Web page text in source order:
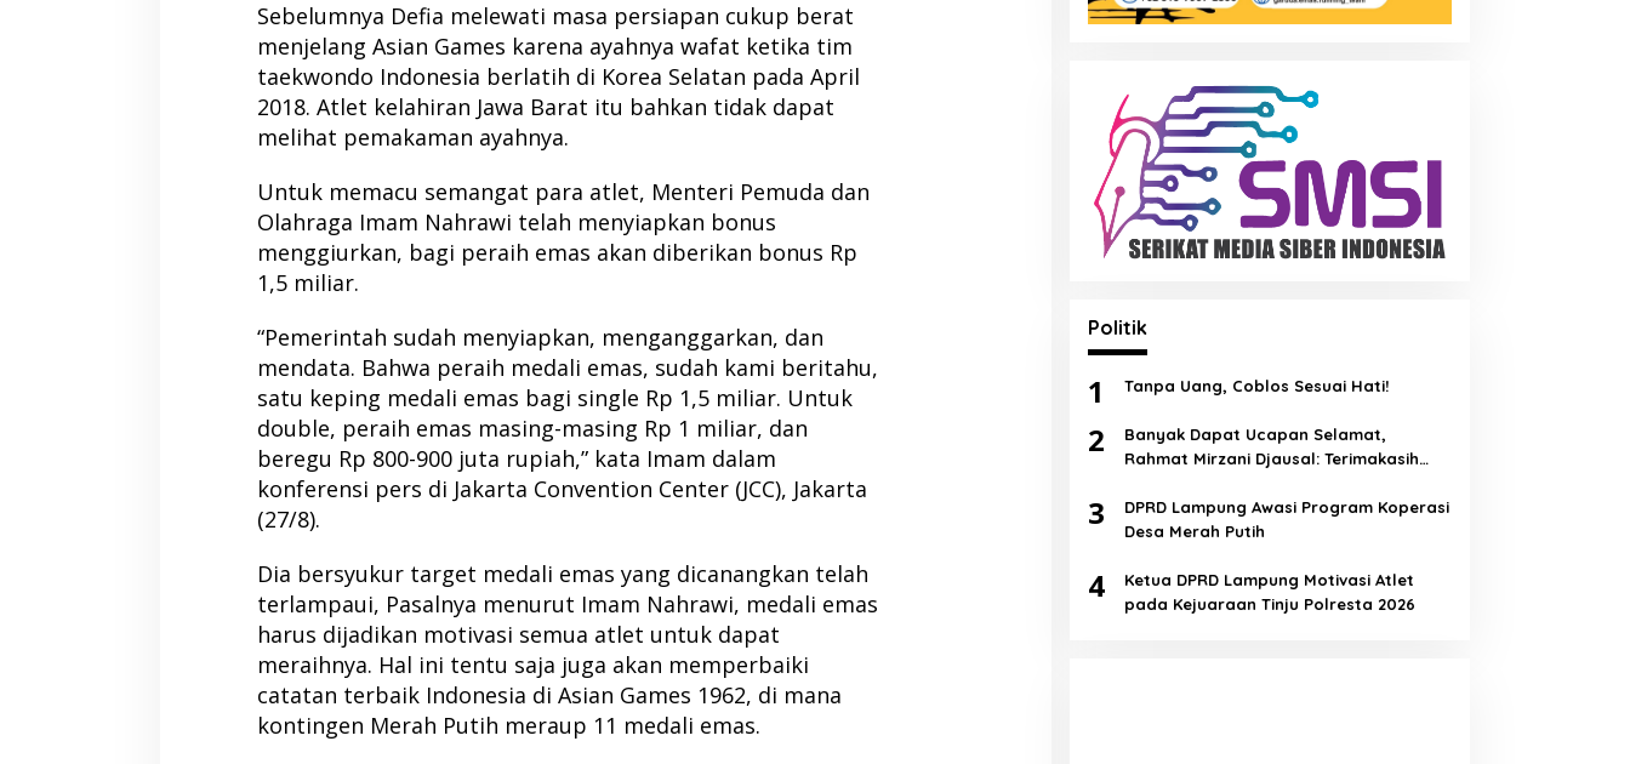
Sebelumnya Defia melewati masa persiapan cukup berat
menjelang Asian Games karena ayahnya wafat ketika tim
taekwondo Indonesia berlatih di Korea Selatan pada April
2018. Atlet kelahiran Jawa Barat itu bahkan tidak dapat
melihat pemakaman ayahnya.
Untuk memacu semangat para atlet, Menteri Pemuda dan
Olahraga Imam Nahrawi telah menyiapkan bonus
menggiurkan, bagi peraih emas akan diberikan bonus Rp
1,5 miliar.
“Pemerintah sudah menyiapkan, menganggarkan, dan
mendata. Bahwa peraih medali emas, sudah kami beritahu,
satu keping medali emas bagi single Rp 1,5 miliar. Untuk
double, peraih emas masing-masing Rp 1 miliar, dan
beregu Rp 800-900 juta rupiah,” kata Imam dalam
konferensi pers di Jakarta Convention Center (JCC), Jakarta
(27/8).
Dia bersyukur target medali emas yang dicanangkan telah
terlampaui, Pasalnya menurut Imam Nahrawi, medali emas
harus dijadikan motivasi semua atlet untuk dapat
meraihnya. Hal ini tentu saja juga akan memperbaiki
catatan terbaik Indonesia di Asian Games 1962, di mana
kontingen Merah Putih meraup 11 medali emas.
Politik
1 Tanpa Uang, Coblos Sesuai Hati!
2
Banyak Dapat Ucapan Selamat,
Rahmat Mirzani Djausal: Terimakasih
3
DPRD Lampung Awasi Program Koperasi
Desa Merah Putih
4
Ketua DPRD Lampung Motivasi Atlet
pada Kejuaraan Tinju Polresta 2026